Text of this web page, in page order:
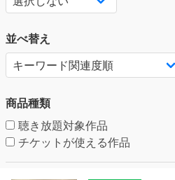
並べ替え
商品種類
聴き放題対象作品
チケットが使える作品